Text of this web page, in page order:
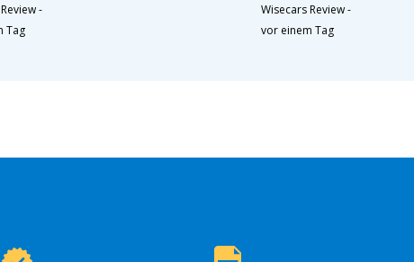
-
Tag
Wisecars Review-
vor einem Tag